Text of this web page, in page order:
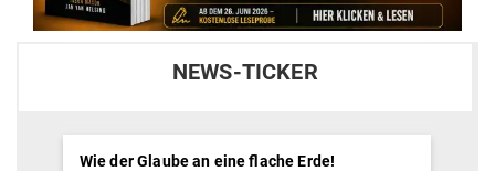
NEWS-TICKER
Wie der Glaube an eine flache Erde!